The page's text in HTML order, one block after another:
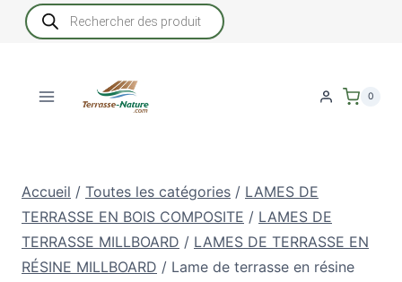
Recherche
de
produits
0
Accueil / Toutes les catégories / LAMES DE
TERRASSE EN BOIS COMPOSITE / LAMES DE
TERRASSE MILLBOARD / LAMES DE TERRASSE EN
RÉSINE MILLBOARD / Lame de terrasse en résine